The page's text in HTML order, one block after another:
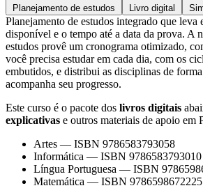
Planejamento de estudos Livro digital
Planejamento de estudos integrado que leva
disponível e o tempo até a data da prova. A
estudos provê um cronograma otimizado,
você precisa estudar em cada dia, com os
embutidos, e distribui as disciplinas de
acompanha seu progresso.
Este curso é o pacote dos livros digitais
explicativas e outros materiais de apoio em
Artes — ISBN 9786583793058
Informática — ISBN 9786583793010
Língua Portuguesa — ISBN
Matemática — ISBN 9786598672225